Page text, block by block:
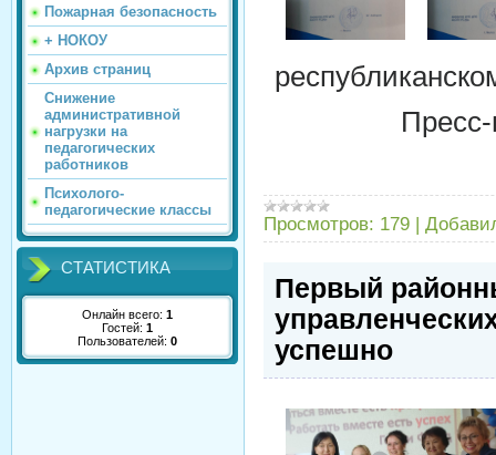
Пожарная безопасность
+ НОКОУ
Архив страниц
Снижение
административной
нагрузки на
педагогических
работников
Психолого-
педагогические классы
СТАТИСТИКА
Онлайн всего: 1
Гостей: 1
Пользователей: 0
Просмотров: 179 |
Первый
успешно